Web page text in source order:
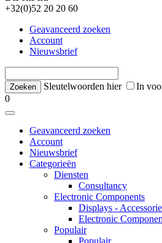
+32(0)52 20 20 60
Geavanceerd zoeken
Account
Nieuwsbrief
Sleutelwoorden hier
In
0
Geavanceerd zoeken
Account
Nieuwsbrief
Categorieën
Diensten
Consultancy
Electronic Components
Displays -
Electronic
Populair
Populair